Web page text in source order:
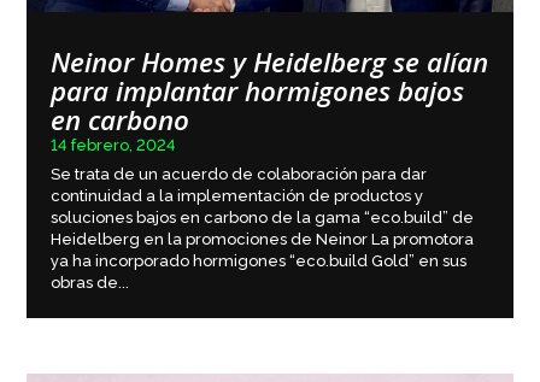
Neinor Homes y Heidelberg se alían
para implantar hormigones bajos
en carbono
14 febrero, 2024
Se trata de un acuerdo de colaboración para dar
continuidad a la implementación de productos y
soluciones bajos en carbono de la gama “eco.build” de
Heidelberg en la promociones de Neinor La promotora
ya ha incorporado hormigones “eco.build Gold” en sus
obras de...